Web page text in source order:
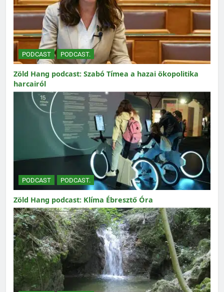
PODCAST PODCAST.
Zöld Hang podcast: Szabó Tímea a hazai ökopolitika
harcairól
PODCAST PODCAST.
Zöld Hang podcast: Klíma Ébresztő Óra